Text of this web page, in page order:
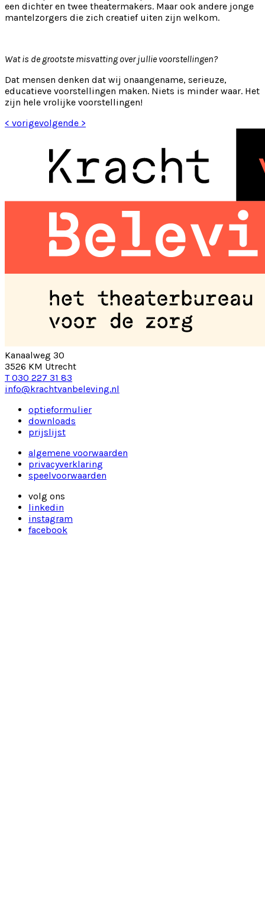
een dichter en twee theatermakers. Maar ook andere jonge
mantelzorgers die zich creatief uiten zijn welkom.
Wat is de grootste misvatting over jullie voorstellingen?
Dat mensen denken dat wij onaangename, serieuze,
educatieve voorstellingen maken. Niets is minder waar. Het
zijn hele vrolijke voorstellingen!
< vorigevolgende >
Kanaalweg 30
3526 KM Utrecht
T 030 227 31 83
info@krachtvanbeleving.nl
optieformulier
downloads
prijslijst
algemene voorwaarden
privacyverklaring
speelvoorwaarden
volg ons
linkedin
instagram
facebook